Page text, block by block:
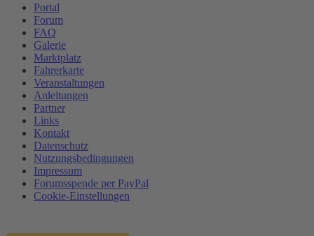
Portal
Forum
FAQ
Galerie
Marktplatz
Fahrerkarte
Veranstaltungen
Anleitungen
Partner
Links
Kontakt
Datenschutz
Nutzungsbedingungen
Impressum
Forumsspende per PayPal
Cookie-Einstellungen